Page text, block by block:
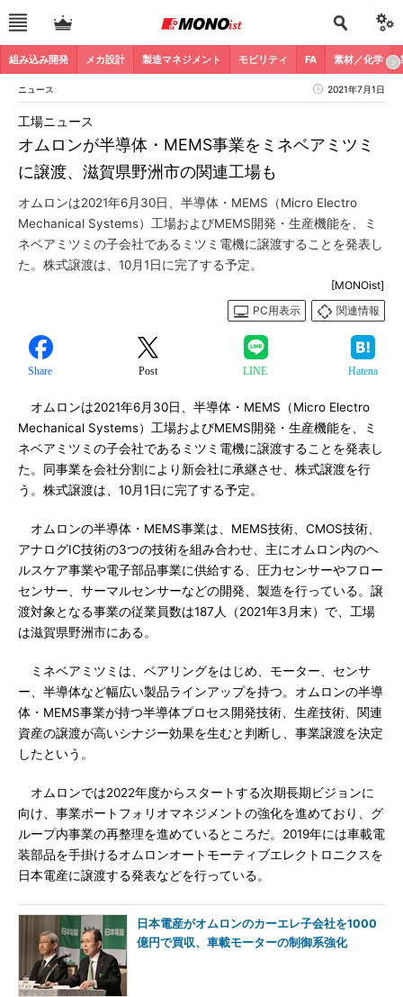
組み込み開発 メカ設計 製造マネジメント モビリティ FA 素材／化学
ニュース 2021年7月1日
オムロンが半導体・MEMS事業をミネベアミツミ
に譲渡、滋賀県野洲市の関連工場も
工場ニュース
オムロンは2021年6月30日、半導体・MEMS（Micro Electro
Mechanical Systems）工場およびMEMS開発・生産機能を、ミ
ネベアミツミの子会社であるミツミ電機に譲渡することを発表し
た。株式譲渡は、10月1日に完了する予定。
[MONOist]
PC用表示
関連情報
Share Post LINE Hatena
オムロンは2021年6月30日、半導体・MEMS（Micro Electro
Mechanical Systems）工場およびMEMS開発・生産機能を、ミ
ネベアミツミの子会社であるミツミ電機に譲渡することを発表し
た。同事業を会社分割により新会社に承継させ、株式譲渡を行
う。株式譲渡は、10月1日に完了する予定。
オムロンの半導体・MEMS事業は、MEMS技術、CMOS技術、
アナログIC技術の3つの技術を組み合わせ、主にオムロン内のヘ
ルスケア事業や電子部品事業に供給する、圧力センサーやフロー
センサー、サーマルセンサーなどの開発、製造を行っている。譲
渡対象となる事業の従業員数は187人（2021年3月末）で、工場
は滋賀県野洲市にある。
ミネベアミツミは、ベアリングをはじめ、モーター、センサ
ー、半導体など幅広い製品ラインアップを持つ。オムロンの半導
体・MEMS事業が持つ半導体プロセス開発技術、生産技術、関連
資産の譲渡が高いシナジー効果を生むと判断し、事業譲渡を決定
したという。
オムロンでは2022年度からスタートする次期長期ビジョンに
向け、事業ポートフォリオマネジメントの強化を進めており、グ
ループ内事業の再整理を進めているところだ。2019年には車載電
装部品を手掛けるオムロンオートモーティブエレクトロニクスを
日本電産に譲渡する発表などを行っている。
日本電産がオムロンのカーエレ子会社を1000
億円で買収、車載モーターの制御系強化